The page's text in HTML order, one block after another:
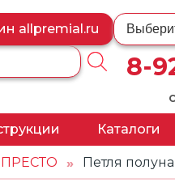
allpremial.ru
8-
Каталоги
ПРЕСТО » Петля полунакладная